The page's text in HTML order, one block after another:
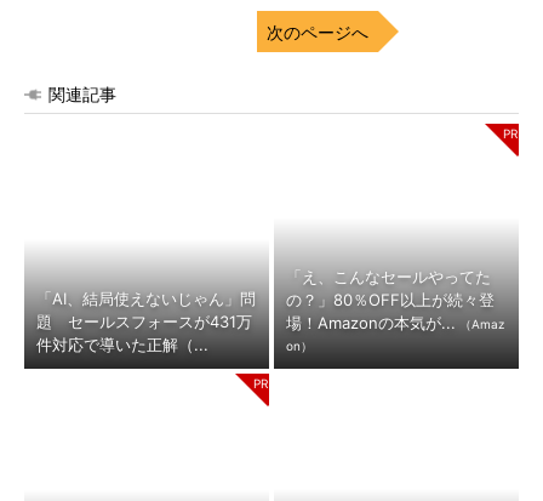
次のページへ
関連記事
「AI、結局使えないじゃん」問
題 セールスフォースが431万
件対応で導いた正解（...
「え、こんなセールやってた
の？」80％OFF以上が続々登
場！Amazonの本気が...
（Amaz
on）